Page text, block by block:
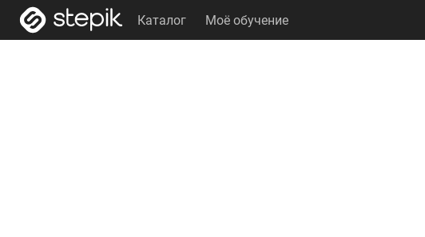
Каталог Моё обучение